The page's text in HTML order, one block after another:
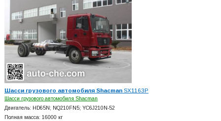
Шасси грузового автомобиля ShacmanSX1163P
Шасси грузового автомобиля Shacman
Двигатель: HD65N; NQ210FN5; YC6J210N-52
Полная масса: 16000 кг